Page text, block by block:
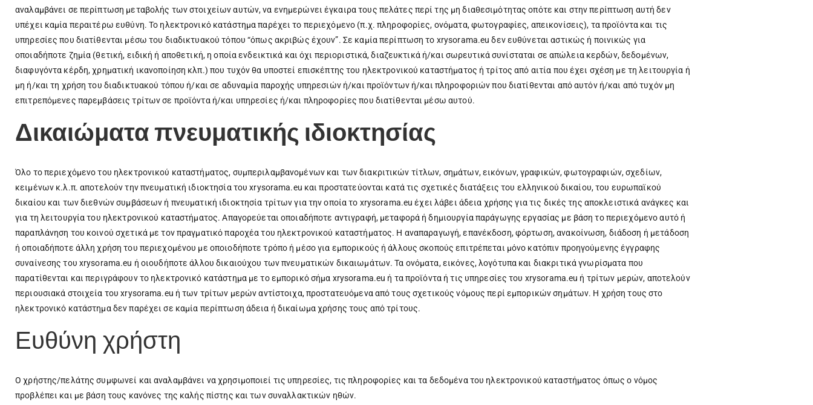
αναλαμβάνει σε περίπτωση μεταβολής των στοιχείων αυτών, να ενημερώνει έγκαιρα τους πελάτες περί της μη διαθεσιμότητας οπότε και στην περίπτωση αυτή δεν
υπέχει καμία περαιτέρω ευθύνη. Το ηλεκτρονικό κατάστημα παρέχει το περιεχόμενο (π.χ. πληροφορίες, ονόματα, φωτογραφίες, απεικονίσεις), τα προϊόντα και τις
υπηρεσίες που διατίθενται μέσω του διαδικτυακού τόπου “όπως ακριβώς έχουν”. Σε καμία περίπτωση το xrysorama.eu δεν ευθύνεται αστικώς ή ποινικώς για
οποιαδήποτε ζημία (θετική, ειδική ή αποθετική, η οποία ενδεικτικά και όχι περιοριστικά, διαζευκτικά ή/και σωρευτικά συνίσταται σε απώλεια κερδών, δεδομένων,
διαφυγόντα κέρδη, χρηματική ικανοποίηση κλπ.) που τυχόν θα υποστεί επισκέπτης του ηλεκτρονικού καταστήματος ή τρίτος από αιτία που έχει σχέση με τη λειτουργία ή
μη ή/και τη χρήση του διαδικτυακού τόπου ή/και σε αδυναμία παροχής υπηρεσιών ή/και προϊόντων ή/και πληροφοριών που διατίθενται από αυτόν ή/και από τυχόν μη
επιτρεπόμενες παρεμβάσεις τρίτων σε προϊόντα ή/και υπηρεσίες ή/και πληροφορίες που διατίθενται μέσω αυτού.
Δικαιώματα πνευματικής ιδιοκτησίας
Όλο το περιεχόμενο του ηλεκτρονικού καταστήματος, συμπεριλαμβανομένων και των διακριτικών τίτλων, σημάτων, εικόνων, γραφικών, φωτογραφιών, σχεδίων,
κειμένων κ.λ.π. αποτελούν την πνευματική ιδιοκτησία του xrysorama.eu και προστατεύονται κατά τις σχετικές διατάξεις του ελληνικού δικαίου, του ευρωπαϊκού
δικαίου και των διεθνών συμβάσεων ή πνευματική ιδιοκτησία τρίτων για την οποία το xrysorama.eu έχει λάβει άδεια χρήσης για τις δικές της αποκλειστικά ανάγκες και
για τη λειτουργία του ηλεκτρονικού καταστήματος. Απαγορεύεται οποιαδήποτε αντιγραφή, μεταφορά ή δημιουργία παράγωγης εργασίας με βάση το περιεχόμενο αυτό ή
παραπλάνηση του κοινού σχετικά με τον πραγματικό παροχέα του ηλεκτρονικού καταστήματος. Η αναπαραγωγή, επανέκδοση, φόρτωση, ανακοίνωση, διάδοση ή μετάδοση
ή οποιαδήποτε άλλη χρήση του περιεχομένου με οποιοδήποτε τρόπο ή μέσο για εμπορικούς ή άλλους σκοπούς επιτρέπεται μόνο κατόπιν προηγούμενης έγγραφης
συναίνεσης του xrysorama.eu ή οιουδήποτε άλλου δικαιούχου των πνευματικών δικαιωμάτων. Τα ονόματα, εικόνες, λογότυπα και διακριτικά γνωρίσματα που
παρατίθενται και περιγράφουν το ηλεκτρονικό κατάστημα με το εμπορικό σήμα xrysorama.eu ή τα προϊόντα ή τις υπηρεσίες του xrysorama.eu ή τρίτων μερών, αποτελούν
περιουσιακά στοιχεία του xrysorama.eu ή των τρίτων μερών αντίστοιχα, προστατευόμενα από τους σχετικούς νόμους περί εμπορικών σημάτων. Η χρήση τους στο
ηλεκτρονικό κατάστημα δεν παρέχει σε καμία περίπτωση άδεια ή δικαίωμα χρήσης τους από τρίτους.
Ευθύνη χρήστη
Ο χρήστης/πελάτης συμφωνεί και αναλαμβάνει να χρησιμοποιεί τις υπηρεσίες, τις πληροφορίες και τα δεδομένα του ηλεκτρονικού καταστήματος όπως ο νόμος
προβλέπει και με βάση τους κανόνες της καλής πίστης και των συναλλακτικών ηθών.